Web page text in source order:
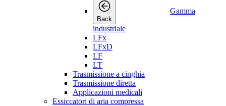
Back
Gamma
industriale
LFx
LFxD
LF
LT
Trasmissione a cinghia
Trasmissione diretta
Applicazioni medicali
Essiccatori di aria compressa